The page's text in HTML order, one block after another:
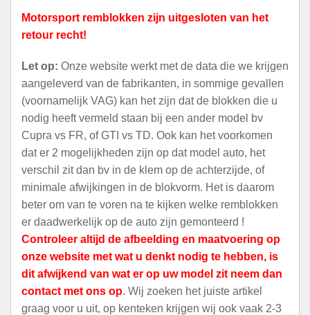
Motorsport remblokken zijn uitgesloten van het
retour recht!
Let op: Onze website werkt met de data die we krijgen
aangeleverd van de fabrikanten, in sommige gevallen
(voornamelijk VAG) kan het zijn dat de blokken die u
nodig heeft vermeld staan bij een ander model bv
Cupra vs FR, of GTI vs TD. Ook kan het voorkomen
dat er 2 mogelijkheden zijn op dat model auto, het
verschil zit dan bv in de klem op de achterzijde, of
minimale afwijkingen in de blokvorm. Het is daarom
beter om van te voren na te kijken welke remblokken
er daadwerkelijk op de auto zijn gemonteerd !
Controleer altijd de afbeelding en maatvoering op
onze website met wat u denkt nodig te hebben, is
dit afwijkend van wat er op uw model zit neem dan
contact met ons op. Wij zoeken het juiste artikel
graag voor u uit, op kenteken krijgen wij ook vaak 2-3